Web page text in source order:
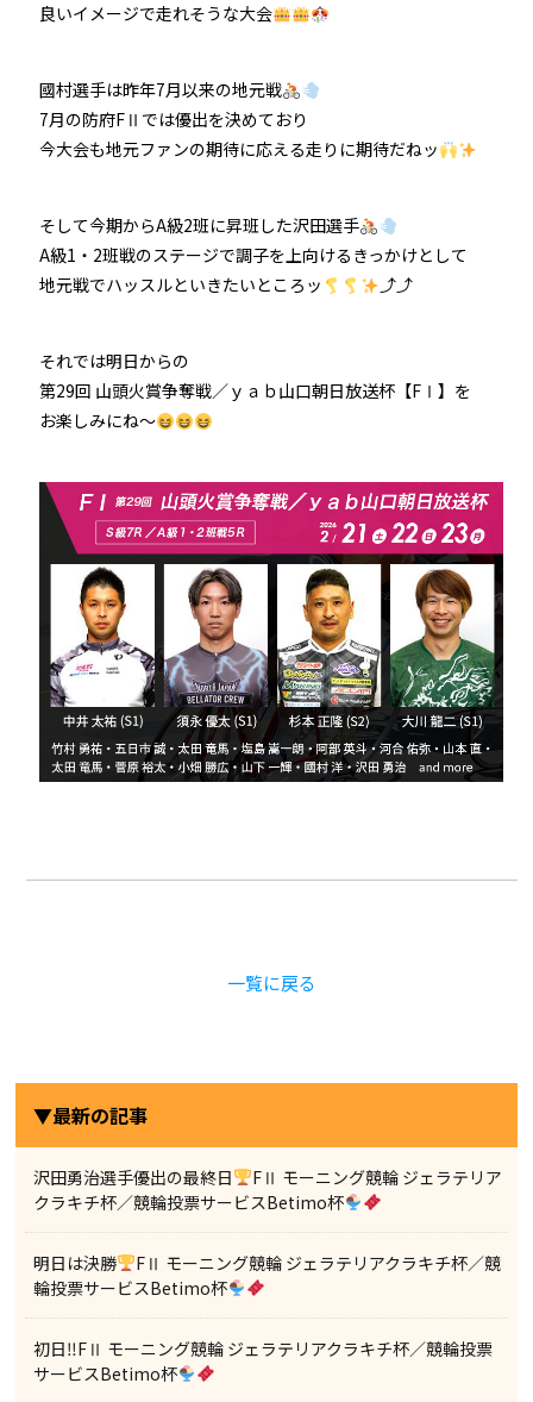
▼最新の記事
沢田勇治選手優出の最終日
FⅡ モーニング競輪 ジェラテリア
クラキチ杯／競輪投票サービスBetimo杯
明日は決勝
FⅡ モーニング競輪 ジェラテリアクラキチ杯／競
輪投票サービスBetimo杯
初日‼FⅡ モーニング競輪 ジェラテリアクラキチ杯／競輪投票
サービスBetimo杯
良いイメージで走れそうな大会
國村選手は昨年7月以来の地元戦
7月の防府FⅡでは優出を決めており
今大会も地元ファンの期待に応える走りに期待だねッ
そして今期からA級2班に昇班した沢田選手
A級1・2班戦のステージで調子を上向けるきっかけとして
地元戦でハッスルといきたいところッ
⤴⤴
それでは明日からの
第29回 山頭火賞争奪戦／ｙａｂ山口朝日放送杯【FⅠ】を
お楽しみにね～
一覧に戻る